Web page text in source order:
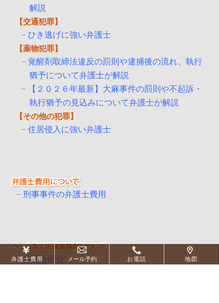
解説
交通犯罪
ひき逃げに強い弁護士
薬物犯罪
覚醒剤取締法違反の罰則や逮捕後の流れ、執行
猶予について弁護士が解説
【２０２６年最新】大麻事件の罰則や不起訴・
執行猶予の見込みについて弁護士が解説
その他の犯罪
住居侵入に強い弁護士
刑事事件の弁護士費用
弁護士紹介
弁護士費用 メール予約 お電話 地図